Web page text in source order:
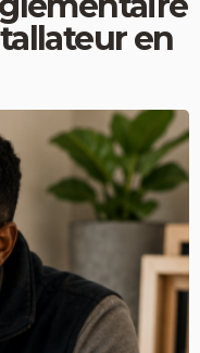
en